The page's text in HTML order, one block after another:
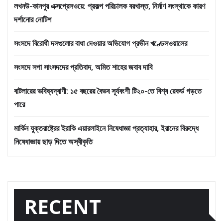
লখনউ-কানপুর এক্সপ্রেসওয়ে: প্রকল্প পরিচালক বরখাস্ত, নির্মাণ সংস্থাকে কারণ
দর্শানোর নোটিশ
সংসদে বিরোধী দলগুলোর বাধা দেওয়ার অভিযোগ প্রভীন খণ্ডেলওয়ালের
সংসদে সপা সাংসদদের প্রতিবাদ, অমিত শাহের জবাব দাবি
বাটলারের ভবিষ্যদ্বাণী: ১৫ বছরের বৈভব সূর্যবংশী টি২০-তে বিশ্ব রেকর্ড গড়তে
পারে
মার্কিন যুক্তরাষ্ট্রের ইরাকি এয়ারলাইনে নিষেধাজ্ঞা প্রত্যাহার, ইরানের বিরুদ্ধে
নিষেধাজ্ঞায় ছাড় দিতে অস্বীকৃতি
RECENT